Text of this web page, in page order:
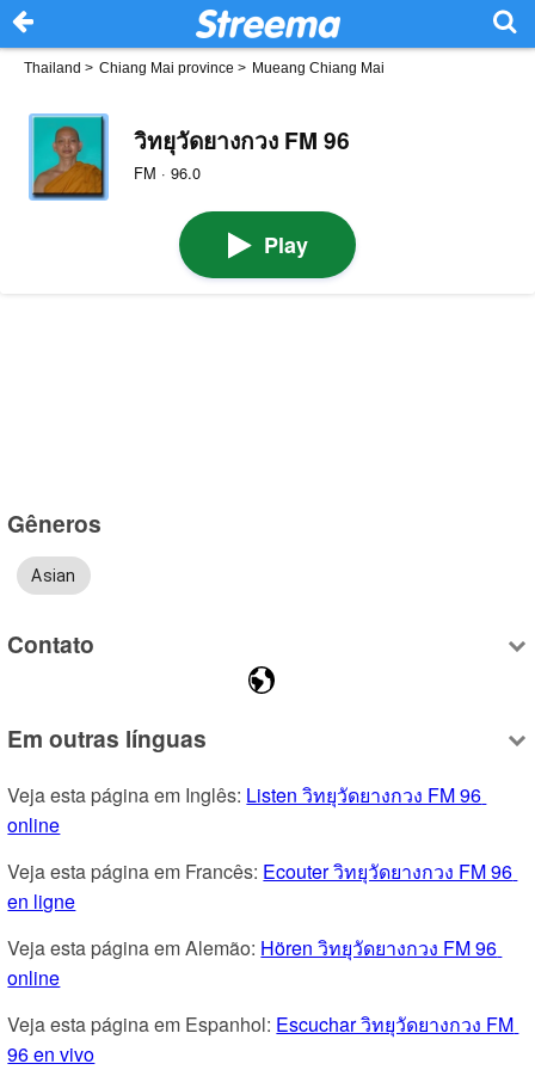
Thailand > Chiang Mai province > Mueang Chiang Mai
วิทยุวัดยางกวง FM 96
FM · 96.0
Play
Gêneros
Asian
Contato
Em outras línguas
Veja esta página em Inglês: Listen วิทยุวัดยางกวง FM 96
online
Veja esta página em Francês: Ecouter วิทยุวัดยางกวง FM 96
en ligne
Veja esta página em Alemão: Hören วิทยุวัดยางกวง FM 96
online
Veja esta página em Espanhol: Escuchar วิทยุวัดยางกวง FM
96 en vivo